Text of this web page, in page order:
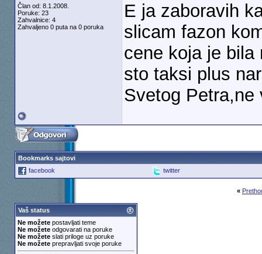
Član od: 8.1.2008.
Poruke: 23
Zahvalnice: 4
Zahvaljeno 0 puta na 0 poruka
E ja zaboravih
slicam fazon
cene koja je bila
sto taksi plus
Svetog Petra,ne
Bookmarks sajtovi
facebook
twitter
«
Vaš status
Ne možetepostavljati teme
Ne možeteodgovarati na poruke
Ne možeteslati priloge uz poruke
Ne možeteprepravljati svoje poruke